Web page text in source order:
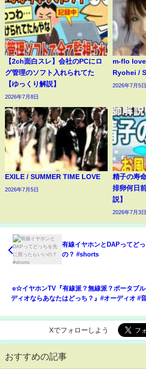
【2ch面白スレ】会社のPCにロ
グ管理のソフト入れられてた
【ゆっくり解説】
2026年7月8日
m-flo
Ryohei /
2026年7月5日
EXILE / SUMMER TIME LOVE
2026年7月5日
精子の寿
排卵何日
説】
2026年7月3日
有線イヤホンとDAPってど
の？ #shorts
e☆イヤホンTV『有線派？無線派？ポータブ
ディオならあなたはどっち？』#オーディオ #音
Xでフォローしよう
おすすめの記事